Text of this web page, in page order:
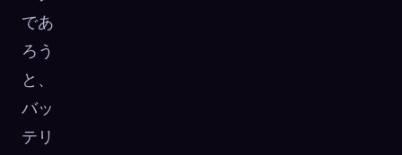
であ
ろう
と、
バッ
テリ